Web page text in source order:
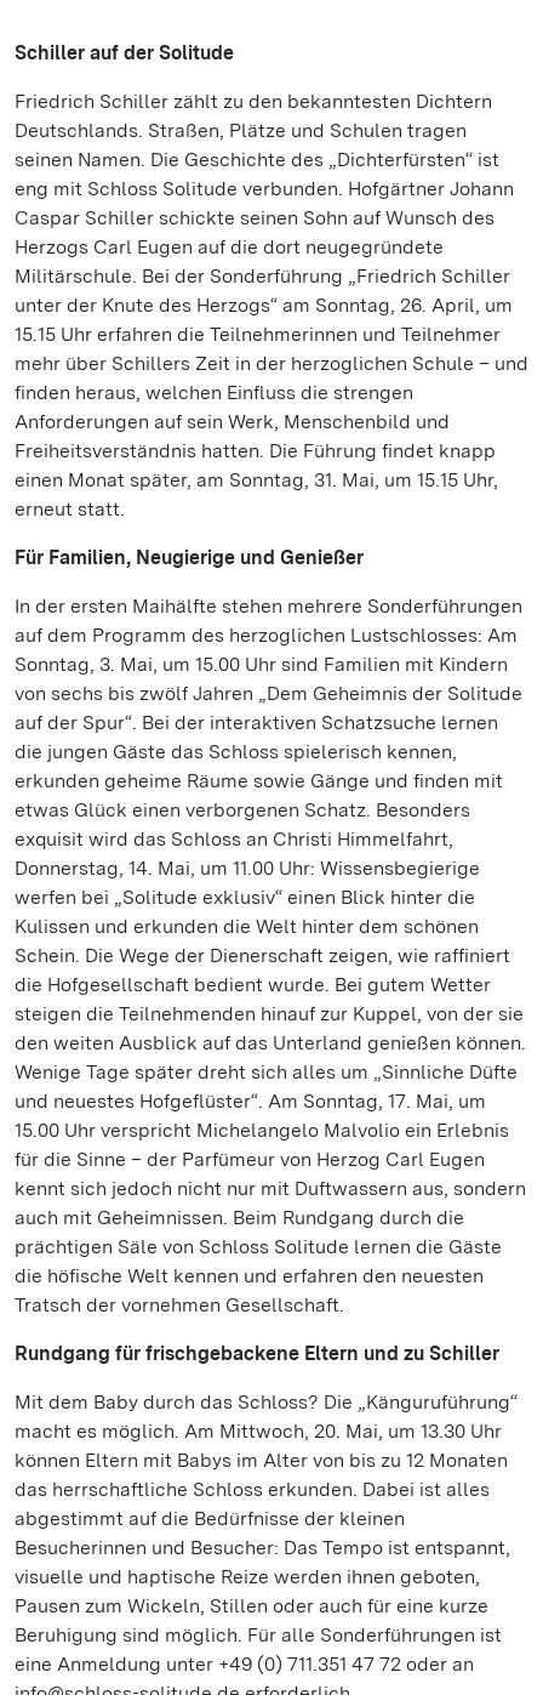
Schiller auf der Solitude
Friedrich Schiller zählt zu den bekanntesten Dichtern
Deutschlands. Straßen, Plätze und Schulen tragen
seinen Namen. Die Geschichte des „Dichterfürsten“ ist
eng mit Schloss Solitude verbunden. Hofgärtner Johann
Caspar Schiller schickte seinen Sohn auf Wunsch des
Herzogs Carl Eugen auf die dort neugegründete
Militärschule. Bei der Sonderführung „Friedrich Schiller
unter der Knute des Herzogs“ am Sonntag, 26. April, um
15.15 Uhr erfahren die Teilnehmerinnen und Teilnehmer
mehr über Schillers Zeit in der herzoglichen Schule – und
finden heraus, welchen Einfluss die strengen
Anforderungen auf sein Werk, Menschenbild und
Freiheitsverständnis hatten. Die Führung findet knapp
einen Monat später, am Sonntag, 31. Mai, um 15.15 Uhr,
erneut statt.
Für Familien, Neugierige und Genießer
In der ersten Maihälfte stehen mehrere Sonderführungen
auf dem Programm des herzoglichen Lustschlosses: Am
Sonntag, 3. Mai, um 15.00 Uhr sind Familien mit Kindern
von sechs bis zwölf Jahren „Dem Geheimnis der Solitude
auf der Spur“. Bei der interaktiven Schatzsuche lernen
die jungen Gäste das Schloss spielerisch kennen,
erkunden geheime Räume sowie Gänge und finden mit
etwas Glück einen verborgenen Schatz. Besonders
exquisit wird das Schloss an Christi Himmelfahrt,
Donnerstag, 14. Mai, um 11.00 Uhr: Wissensbegierige
werfen bei „Solitude exklusiv“ einen Blick hinter die
Kulissen und erkunden die Welt hinter dem schönen
Schein. Die Wege der Dienerschaft zeigen, wie raffiniert
die Hofgesellschaft bedient wurde. Bei gutem Wetter
steigen die Teilnehmenden hinauf zur Kuppel, von der sie
den weiten Ausblick auf das Unterland genießen können.
Wenige Tage später dreht sich alles um „Sinnliche Düfte
und neuestes Hofgeflüster“. Am Sonntag, 17. Mai, um
15.00 Uhr verspricht Michelangelo Malvolio ein Erlebnis
für die Sinne – der Parfümeur von Herzog Carl Eugen
kennt sich jedoch nicht nur mit Duftwassern aus, sondern
auch mit Geheimnissen. Beim Rundgang durch die
prächtigen Säle von Schloss Solitude lernen die Gäste
die höfische Welt kennen und erfahren den neuesten
Tratsch der vornehmen Gesellschaft.
Rundgang für frischgebackene Eltern und zu Schiller
Mit dem Baby durch das Schloss? Die „Känguruführung“
macht es möglich. Am Mittwoch, 20. Mai, um 13.30 Uhr
können Eltern mit Babys im Alter von bis zu 12 Monaten
das herrschaftliche Schloss erkunden. Dabei ist alles
abgestimmt auf die Bedürfnisse der kleinen
Besucherinnen und Besucher: Das Tempo ist entspannt,
visuelle und haptische Reize werden ihnen geboten,
Pausen zum Wickeln, Stillen oder auch für eine kurze
Beruhigung sind möglich. Für alle Sonderführungen ist
eine Anmeldung unter +49 (0) 711.351 47 72 oder an